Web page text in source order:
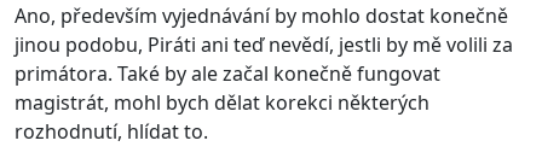
Ano, především vyjednávání by mohlo dostat konečně
jinou podobu, Piráti ani teď nevědí, jestli by mě volili za
primátora. Také by ale začal konečně fungovat
magistrát, mohl bych dělat korekci některých
rozhodnutí, hlídat to.